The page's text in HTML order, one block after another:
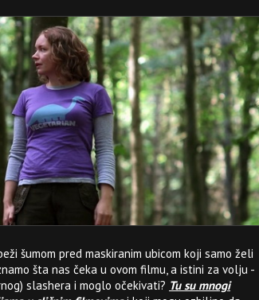
šumom pred maskiranim ubicom koji samo želi
šta nas čeka u ovom filmu, a istini za volju -
slashera i moglo očekivati? Tu su mnogi